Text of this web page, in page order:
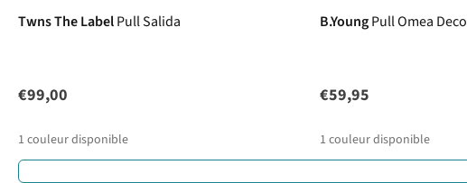
Twns The LabelPull Salida
€99,00
1 couleur disponible
B.YoungPull Omea Deco
€59,95
1 couleur disponible